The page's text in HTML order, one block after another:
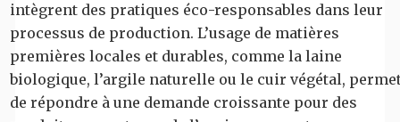
intègrent des pratiques éco-responsables dans leur
processus de production. L’usage de matières
premières locales et durables, comme la laine
biologique, l’argile naturelle ou le cuir végétal,
de répondre à une demande croissante pour des